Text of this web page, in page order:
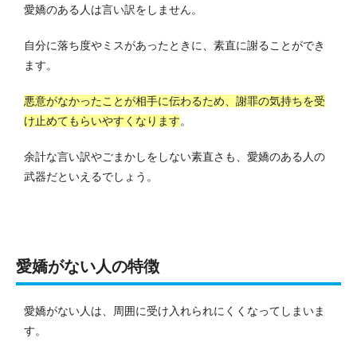
愛嬌のある人は言い訳をしません。
自分に落ち度やミスがあったときに、素直に謝ることができ
ます。
悪意がなかったことが相手に伝わるため、謝罪の気持ちを受
け止めてもらいやすくなります。
余計な言い訳やごまかしをしない素直さも、愛嬌のある人の
武器だといえるでしょう。
愛嬌がない人の特徴
愛嬌がない人は、周囲に受け入れられにくくなってしまいま
す。